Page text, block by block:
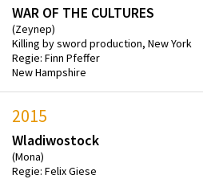
WAR OF THE CULTURES
(Zeynep)
Killing by sword production, New York
Regie: Finn Pfeffer
New Hampshire
2015
Wladiwostock
(Mona)
Regie: Felix Giese